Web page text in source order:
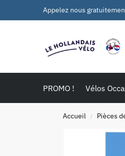
Appelez nous
PROMO ! Vélos
Accueil / Pièces